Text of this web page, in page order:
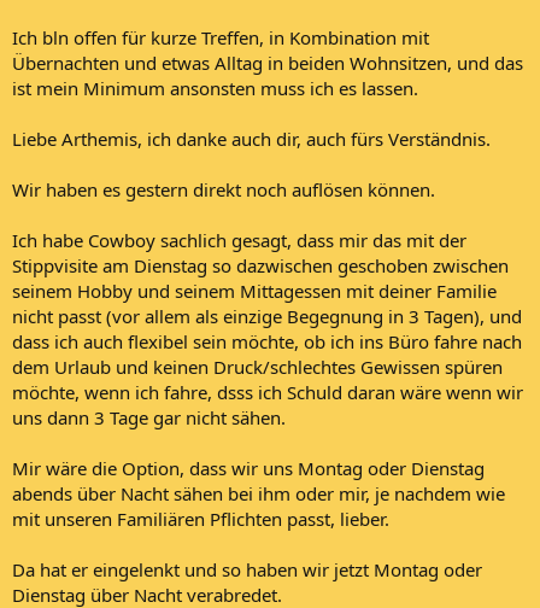
Ich bln offen für kurze Treffen, in Kombination mit
Übernachten und etwas Alltag in beiden Wohnsitzen, und das
ist mein Minimum ansonsten muss ich es lassen.
Liebe Arthemis, ich danke auch dir, auch fürs Verständnis.
Wir haben es gestern direkt noch auflösen können.
Ich habe Cowboy sachlich gesagt, dass mir das mit der
Stippvisite am Dienstag so dazwischen geschoben zwischen
seinem Hobby und seinem Mittagessen mit deiner Familie
nicht passt (vor allem als einzige Begegnung in 3 Tagen), und
dass ich auch flexibel sein möchte, ob ich ins Büro fahre nach
dem Urlaub und keinen Druck/schlechtes Gewissen spüren
möchte, wenn ich fahre, dsss ich Schuld daran wäre wenn wir
uns dann 3 Tage gar nicht sähen.
Mir wäre die Option, dass wir uns Montag oder Dienstag
abends über Nacht sähen bei ihm oder mir, je nachdem wie
mit unseren Familiären Pflichten passt, lieber.
Da hat er eingelenkt und so haben wir jetzt Montag oder
Dienstag über Nacht verabredet.